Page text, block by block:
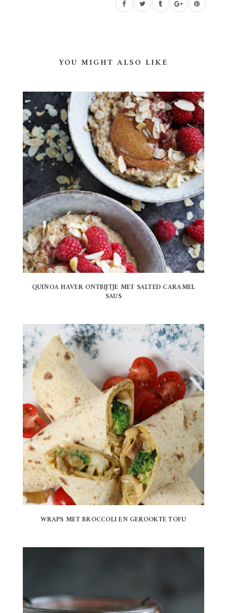
YOU MIGHT ALSO LIKE
QUINOA HAVER ONTBIJTJE MET SALTED CARAMEL
SAUS
WRAPS MET BROCCOLI EN GEROOKTE TOFU